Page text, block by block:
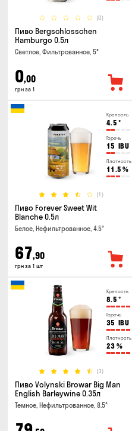
(0)
Пиво Bergschlosschen
Hamburgo 0.5л
Светлое, Фильтрованное, 5°
0,00
грн за 1
Крепость
4.5 °
Горечь
15 IBU
Плотность
11.5 %
(1)
Пиво Forever Sweet Wit
Blanche 0.5л
Белое, Нефильтрованное, 4.5°
67,90
грн за 1 шт
Крепость
8.5 °
Горечь
35 IBU
Плотность
23 %
(3)
Пиво Volynski Browar Big Man
English Barleywine 0.35л
Темное, Нефильтрованное, 8.5°